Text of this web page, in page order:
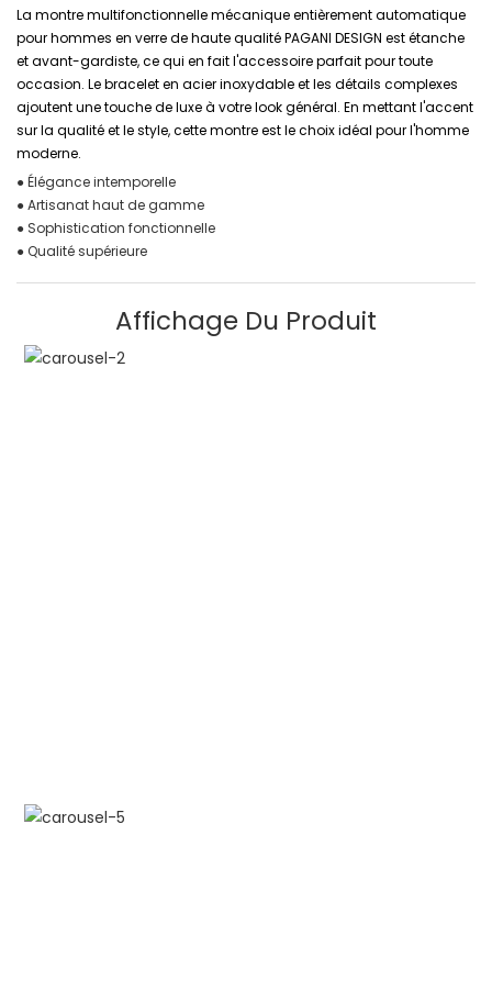
La montre multifonctionnelle mécanique entièrement automatique
pour hommes en verre de haute qualité PAGANI DESIGN est étanche
et avant-gardiste, ce qui en fait l'accessoire parfait pour toute
occasion. Le bracelet en acier inoxydable et les détails complexes
ajoutent une touche de luxe à votre look général. En mettant l'accent
sur la qualité et le style, cette montre est le choix idéal pour l'homme
moderne.
● Élégance intemporelle
● Artisanat haut de gamme
● Sophistication fonctionnelle
● Qualité supérieure
Affichage Du Produit